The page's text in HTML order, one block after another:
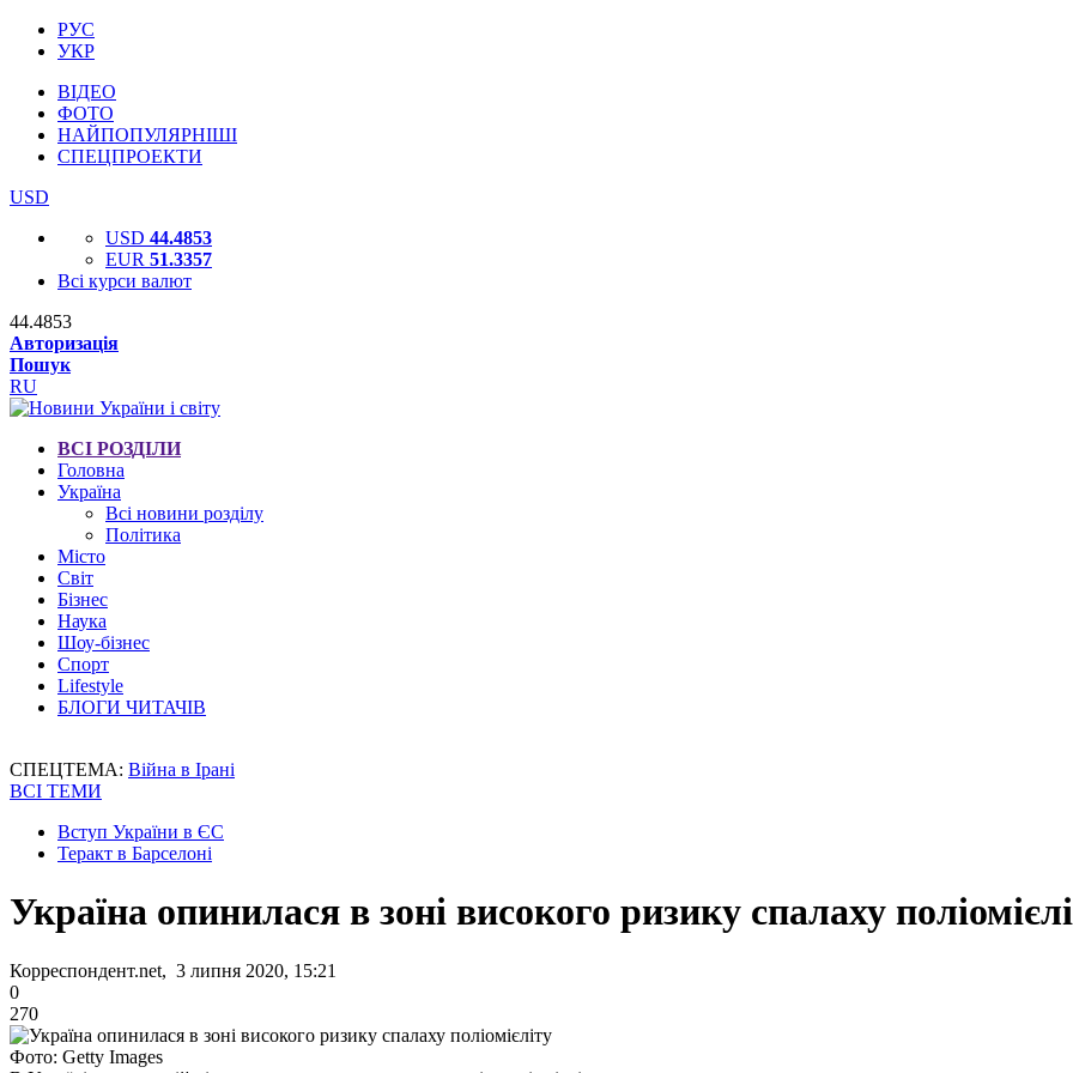
РУС
УКР
ВІДЕО
ФОТО
НАЙПОПУЛЯРНІШІ
СПЕЦПРОЕКТИ
USD
USD 44.4853
EUR 51.3357
Всі курси валют
44.4853
Авторизація
Пошук
RU
ВСІ РОЗДІЛИ
Головна
Україна
Всі новини розділу
Політика
Місто
Світ
Бізнес
Наука
Шоу-бізнес
Спорт
Lifestyle
БЛОГИ ЧИТАЧІВ
СПЕЦТЕМА: Війна в Ірані
ВСІ ТЕМИ
Вступ України в ЄС
Теракт в Барселоні
Україна опинилася в зоні високого ризику спалаху
Корреспондент.net, 3 липня 2020, 15:21
0
270
Фото: Getty Images